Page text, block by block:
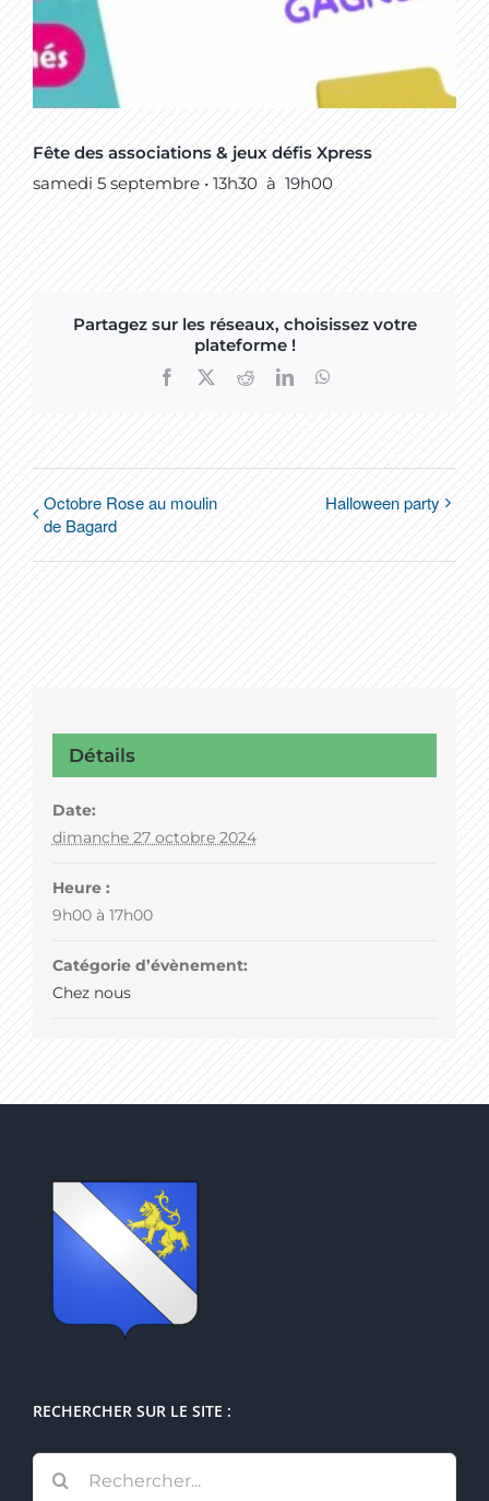
Fête des associations & jeux défis Xpress
samedi 5 septembre • 13h30 à 19h00
Partagez sur les réseaux, choisissez votre
plateforme !
Facebook RedditLinkedIn
Octobre Rose au moulin
de Bagard
Halloween party
Détails
Date:
dimanche 27 octobre 2024
Heure :
9h00 à 17h00
Catégorie d’évènement:
Chez nous
RECHERCHER SUR LE SITE :